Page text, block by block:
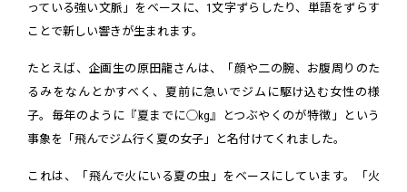
っている強い文脈」をベースに、1文字ずらしたり、単語をずらす
ことで新しい響きが生まれます。
たとえば、企画生の原田龍さんは、「顔や二の腕、お腹周りのた
るみをなんとかすべく、夏前に急いでジムに駆け込む女性の様
子。毎年のように『夏までに◯kg』とつぶやくのが特徴」という
事象を「飛んでジム行く夏の女子」と名付けてくれました。
これは、「飛んで火にいる夏の虫」をベースにしています。「火